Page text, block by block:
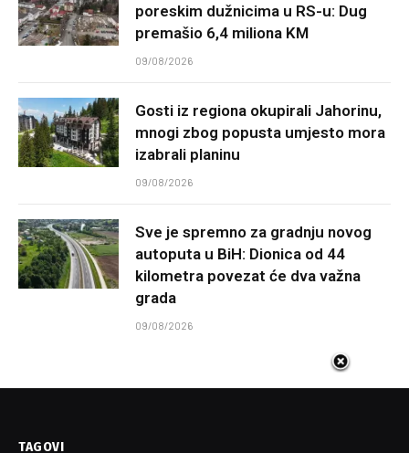
poreskim dužnicima u RS-u: Dug
premašio 6,4 miliona KM
09/08/2026
Gosti iz regiona okupirali Jahorinu,
mnogi zbog popusta umjesto mora
izabrali planinu
09/08/2026
Sve je spremno za gradnju novog
autoputa u BiH: Dionica od 44
kilometra povezat će dva važna
grada
09/08/2026
TAGOVI